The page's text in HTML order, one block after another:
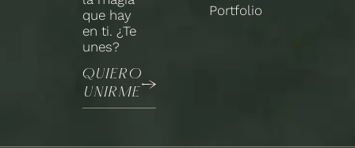
que hay
en ti. ¿Te
unes?
QUIERO
UNIRME
Portfolio